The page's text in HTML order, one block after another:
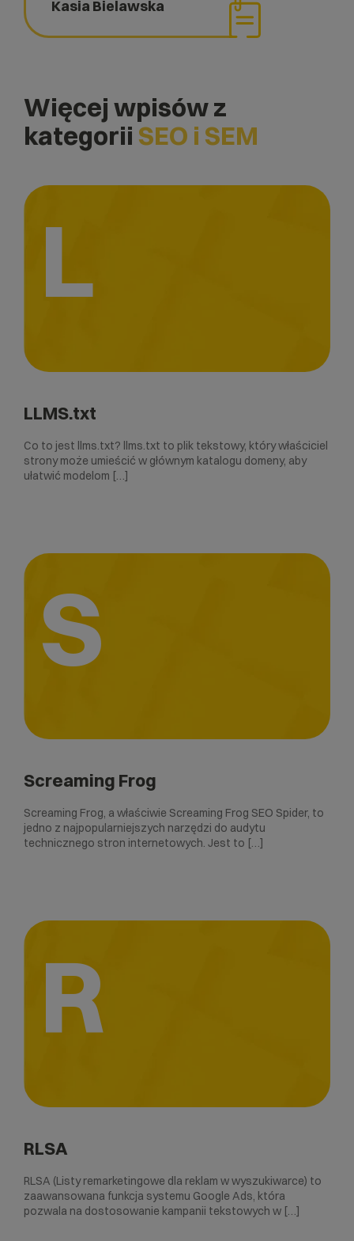
Kasia Bielawska
Więcej wpisów z
kategorii SEO i SEM
L
LLMS.txt
Co to jest llms.txt? llms.txt to plik tekstowy, który właściciel
strony może umieścić w głównym katalogu domeny, aby
ułatwić modelom […]
S
Screaming Frog
Screaming Frog, a właściwie Screaming Frog SEO Spider, to
jedno z najpopularniejszych narzędzi do audytu
technicznego stron internetowych. Jest to […]
R
RLSA
RLSA (Listy remarketingowe dla reklam w wyszukiwarce) to
zaawansowana funkcja systemu Google Ads, która
pozwala na dostosowanie kampanii tekstowych w […]